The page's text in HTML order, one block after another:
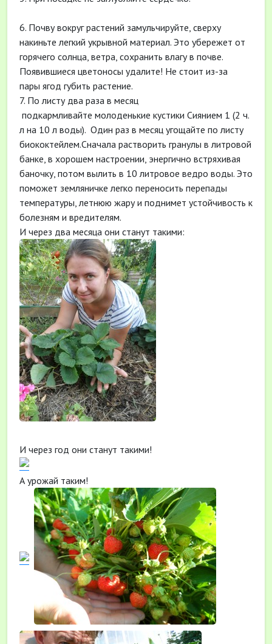
6. Почву вокруг растений замульчируйте, сверху
накиньте легкий укрывной материал. Это убережет от
горячего солнца, ветра, сохранить влагу в почве.
Появившиеся цветоносы удалите! Не стоит из-за
пары ягод губить растение.
7. По листу два раза в месяц
подкармливайте молоденькие кустики Сиянием 1 (2 ч.
л на 10 л воды). Один раз в месяц угощайте по листу
биококтейлем.Сначала растворить гранулы в литровой
банке, в хорошем настроении, энергично встряхивая
баночку, потом вылить в 10 литровое ведро воды. Это
поможет земляничке легко переносить перепады
температуры, летнюю жару и поднимет устойчивость к
болезням и вредителям.
И через два месяца они станут такими:
И через год они станут такими!
А урожай таким!